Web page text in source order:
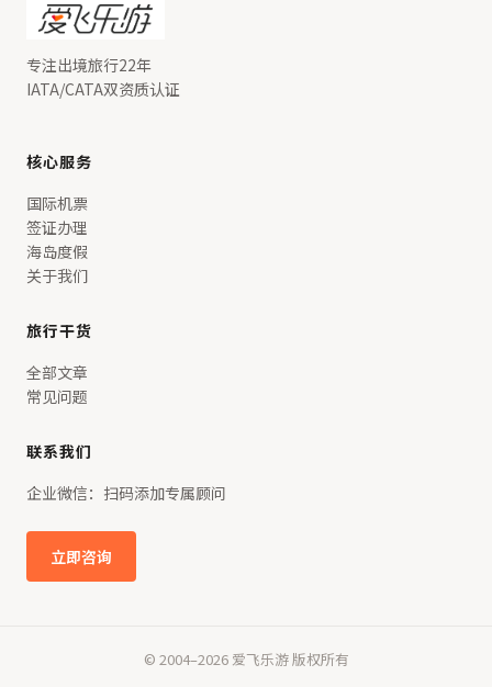
专注出境旅行22年
IATA/CATA双资质认证
核心服务
国际机票
签证办理
海岛度假
关于我们
旅行干货
全部文章
常见问题
联系我们
企业微信：扫码添加专属顾问
立即咨询
© 2004–2026 爱飞乐游 版权所有